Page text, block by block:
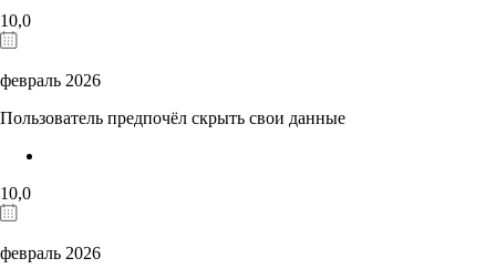
10,0
февраль 2026
Пользователь предпочёл скрыть свои данные
10,0
февраль 2026